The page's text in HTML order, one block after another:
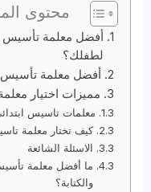
محتوى
أفضل معلمة تأسيس
لطفلك؟
أفضل معلمة
مميزات اختيار
معلمات تاسيس
كيف تختار معلمة
الاسئلة الشائعة
ما أفضل معلمة
والكتابة؟